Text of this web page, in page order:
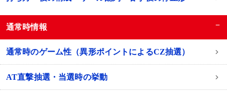
通常時情報 −
通常時のゲーム性（異形ポイントによるCZ抽選）
AT直撃抽選・当選時の挙動